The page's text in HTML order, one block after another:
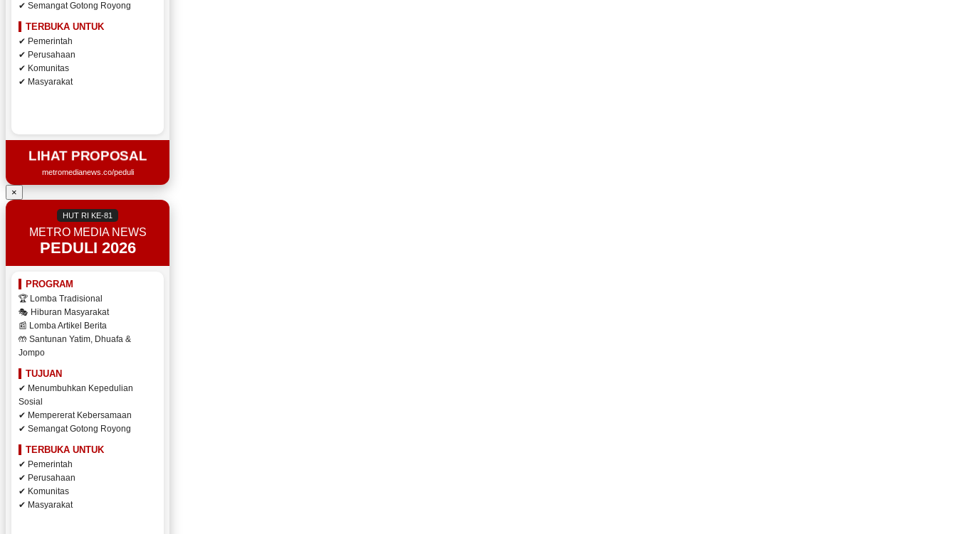
✔ Semangat Gotong Royong
TERBUKA UNTUK
✔ Pemerintah
✔ Perusahaan
✔ Komunitas
✔ Masyarakat
LIHAT PROPOSAL
metromedianews.co/peduli
×
HUT RI KE-81
METRO MEDIA NEWS
PEDULI 2026
PROGRAM
🏆 Lomba Tradisional
🎭 Hiburan Masyarakat
📰 Lomba Artikel Berita
🤲 Santunan Yatim, Dhuafa &
Jompo
TUJUAN
✔ Menumbuhkan Kepedulian
Sosial
✔ Mempererat Kebersamaan
✔ Semangat Gotong Royong
TERBUKA UNTUK
✔ Pemerintah
✔ Perusahaan
✔ Komunitas
✔ Masyarakat